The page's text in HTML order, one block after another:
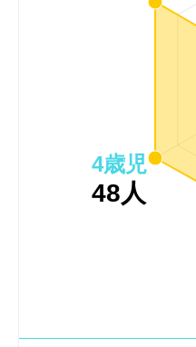
4歳児
48人